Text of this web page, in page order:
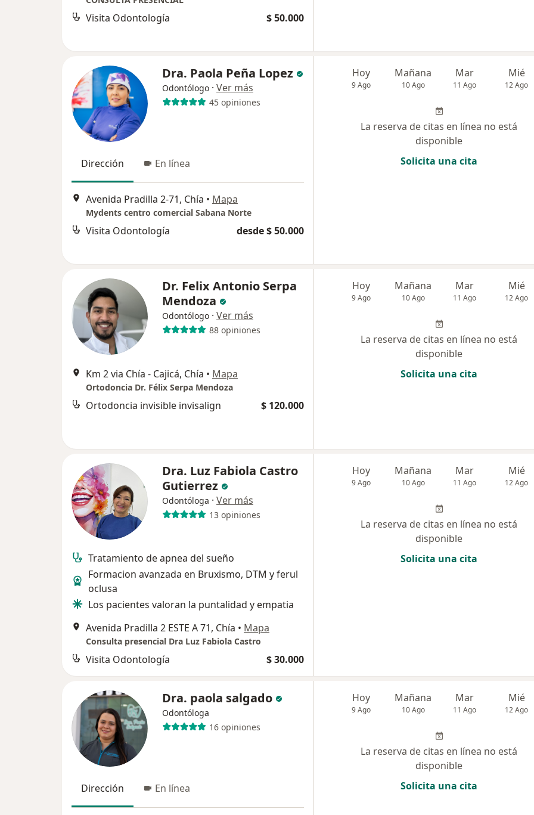
Visita Odontología $ 50.000
Dra. Paola Peña Lopez
Odontólogo · Ver más
45 opiniones
Dirección En línea
Avenida Pradilla 2-71, Chía • Mapa
Mydents centro comercial Sabana Norte
Visita Odontología desde $ 50.000
Hoy
9 Ago
Mañana
10 Ago
Mar
11 Ago
Mié
12 Ago
La reserva de citas en línea no está
disponible
Solicita una cita
Dr. Felix Antonio Serpa
Mendoza
Odontólogo · Ver más
88 opiniones
Km 2 via Chía - Cajicá, Chía • Mapa
Ortodoncia Dr. Félix Serpa Mendoza
Ortodoncia invisible invisalign $ 120.000
Hoy
9 Ago
Mañana
10 Ago
Mar
11 Ago
Mié
12 Ago
La reserva de citas en línea no está
disponible
Solicita una cita
Dra. Luz Fabiola Castro
Gutierrez
Odontóloga · Ver más
13 opiniones
Tratamiento de apnea del sueño
Formacion avanzada en Bruxismo, DTM y ferul
oclusa
Los pacientes valoran la puntalidad y empatia
Avenida Pradilla 2 ESTE A 71, Chía • Mapa
Consulta presencial Dra Luz Fabiola Castro
Visita Odontología $ 30.000
Hoy
9 Ago
Mañana
10 Ago
Mar
11 Ago
Mié
12 Ago
La reserva de citas en línea no está
disponible
Solicita una cita
Dra. paola salgado
Odontóloga
16 opiniones
Dirección En línea
Hoy
9 Ago
Mañana
10 Ago
Mar
11 Ago
Mié
12 Ago
La reserva de citas en línea no está
disponible
Solicita una cita